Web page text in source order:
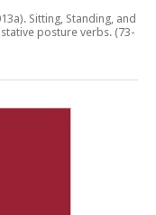
Sitting, Standing, and
posture verbs. (73-